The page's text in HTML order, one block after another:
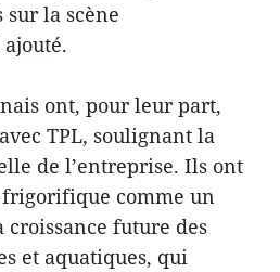
la scène
ont, pour leur part,
TPL, soulignant la
de l’entreprise. Ils ont
frigorifique comme un
future des
et aquatiques, qui